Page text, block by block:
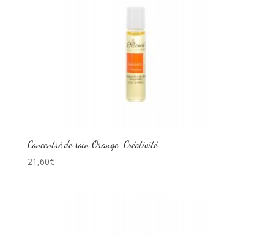
Concentré de soin Orange-Créativité
21,60€